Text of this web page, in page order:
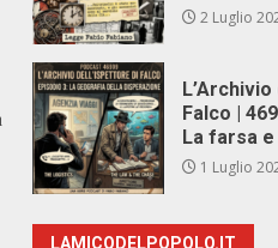
2 Luglio
Falco |
La farsa
1 Luglio
LAMICODELPOPOLO.IT